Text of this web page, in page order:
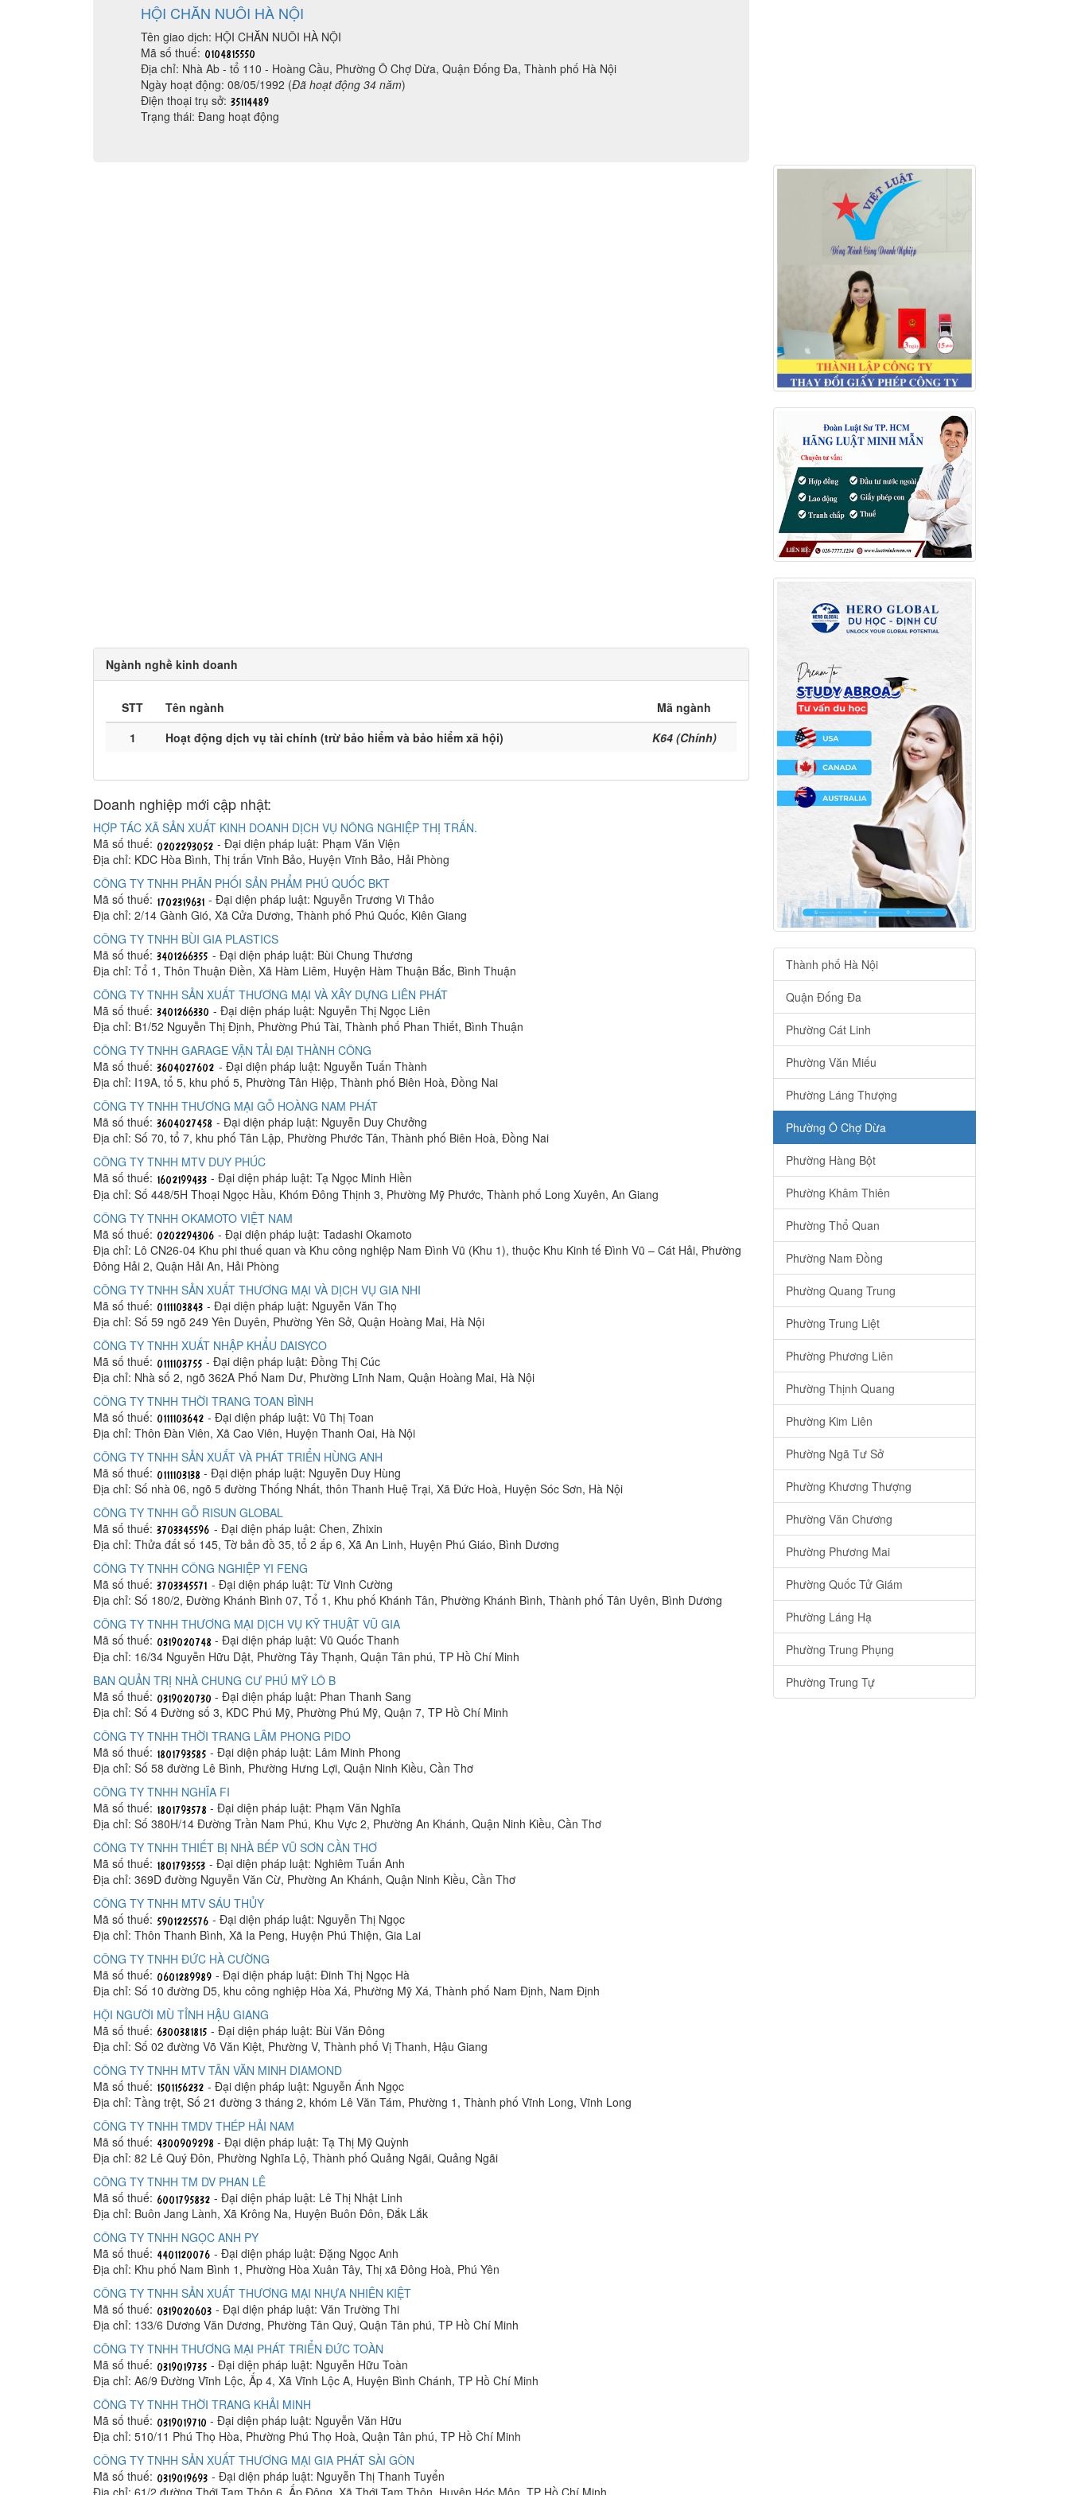
HỘI CHĂN NUÔI HÀ NỘI
Tên giao dịch: HỘI CHĂN NUÔI HÀ NỘI
Mã số thuế:
Địa chỉ: Nhà Ab - tổ 110 - Hoàng Cầu, Phường Ô Chợ Dừa, Quận Đống Đa, Thành phố Hà Nội
Ngày hoạt động: 08/05/1992 (Đã hoạt động 34 năm)
Điện thoại trụ sở:
Trạng thái: Đang hoạt động
Ngành nghề kinh doanh
STT Tên ngành
Mã ngành
1
Hoạt động dịch vụ tài chính (trừ bảo hiểm và bảo hiểm xã hội) K64 (Chính)
Doanh nghiệp mới cập nhật:
HỢP TÁC XÃ SẢN XUẤT KINH DOANH DỊCH VỤ NÔNG NGHIỆP THỊ TRẤN.
Mã số thuế:
- Đại diện pháp luật: Phạm Văn Viện
Địa chỉ: KDC Hòa Bình, Thị trấn Vĩnh Bảo, Huyện Vĩnh Bảo, Hải Phòng
CÔNG TY TNHH PHÂN PHỐI SẢN PHẨM PHÚ QUỐC BKT
Mã số thuế:
- Đại diện pháp luật: Nguyễn Trương Vi Thảo
Địa chỉ: 2/14 Gành Gió, Xã Cửa Dương, Thành phố Phú Quốc, Kiên Giang
CÔNG TY TNHH BÙI GIA PLASTICS
Mã số thuế:
- Đại diện pháp luật: Bùi Chung Thương
Địa chỉ: Tổ 1, Thôn Thuận Điền, Xã Hàm Liêm, Huyện Hàm Thuận Bắc, Bình Thuận
CÔNG TY TNHH SẢN XUẤT THƯƠNG MẠI VÀ XÂY DỰNG LIÊN PHÁT
Mã số thuế:
- Đại diện pháp luật: Nguyễn Thị Ngọc Liên
Địa chỉ: B1/52 Nguyễn Thị Định, Phường Phú Tài, Thành phố Phan Thiết, Bình Thuận
CÔNG TY TNHH GARAGE VẬN TẢI ĐẠI THÀNH CÔNG
Mã số thuế:
- Đại diện pháp luật: Nguyễn Tuấn Thành
Địa chỉ: I19A, tổ 5, khu phố 5, Phường Tân Hiệp, Thành phố Biên Hoà, Đồng Nai
CÔNG TY TNHH THƯƠNG MẠI GỖ HOÀNG NAM PHÁT
Mã số thuế:
- Đại diện pháp luật: Nguyễn Duy Chưởng
Địa chỉ: Số 70, tổ 7, khu phố Tân Lập, Phường Phước Tân, Thành phố Biên Hoà, Đồng Nai
CÔNG TY TNHH MTV DUY PHÚC
Mã số thuế:
- Đại diện pháp luật: Tạ Ngọc Minh Hiền
Địa chỉ: Số 448/5H Thoại Ngọc Hầu, Khóm Đông Thịnh 3, Phường Mỹ Phước, Thành phố Long Xuyên, An Giang
CÔNG TY TNHH OKAMOTO VIỆT NAM
Mã số thuế:
- Đại diện pháp luật: Tadashi Okamoto
Địa chỉ: Lô CN26-04 Khu phi thuế quan và Khu công nghiệp Nam Đình Vũ (Khu 1), thuộc Khu Kinh tế Đình Vũ – Cát Hải, Phường
Đông Hải 2, Quận Hải An, Hải Phòng
CÔNG TY TNHH SẢN XUẤT THƯƠNG MẠI VÀ DỊCH VỤ GIA NHI
Mã số thuế:
- Đại diện pháp luật: Nguyễn Văn Thọ
Địa chỉ: Số 59 ngõ 249 Yên Duyên, Phường Yên Sở, Quận Hoàng Mai, Hà Nội
CÔNG TY TNHH XUẤT NHẬP KHẨU DAISYCO
Mã số thuế:
- Đại diện pháp luật: Đồng Thị Cúc
Địa chỉ: Nhà số 2, ngõ 362A Phố Nam Dư, Phường Lĩnh Nam, Quận Hoàng Mai, Hà Nội
CÔNG TY TNHH THỜI TRANG TOAN BÌNH
Mã số thuế:
- Đại diện pháp luật: Vũ Thị Toan
Địa chỉ: Thôn Đàn Viên, Xã Cao Viên, Huyện Thanh Oai, Hà Nội
CÔNG TY TNHH SẢN XUẤT VÀ PHÁT TRIỂN HÙNG ANH
Mã số thuế:
- Đại diện pháp luật: Nguyễn Duy Hùng
Địa chỉ: Số nhà 06, ngõ 5 đường Thống Nhất, thôn Thanh Huệ Trại, Xã Đức Hoà, Huyện Sóc Sơn, Hà Nội
CÔNG TY TNHH GỖ RISUN GLOBAL
Mã số thuế:
- Đại diện pháp luật: Chen, Zhixin
Địa chỉ: Thửa đất số 145, Tờ bản đồ 35, tổ 2 ấp 6, Xã An Linh, Huyện Phú Giáo, Bình Dương
CÔNG TY TNHH CÔNG NGHIỆP YI FENG
Mã số thuế:
- Đại diện pháp luật: Từ Vinh Cường
Địa chỉ: Số 180/2, Đường Khánh Bình 07, Tổ 1, Khu phố Khánh Tân, Phường Khánh Bình, Thành phố Tân Uyên, Bình Dương
CÔNG TY TNHH THƯƠNG MẠI DỊCH VỤ KỸ THUẬT VŨ GIA
Mã số thuế:
- Đại diện pháp luật: Vũ Quốc Thanh
Địa chỉ: 16/34 Nguyễn Hữu Dật, Phường Tây Thạnh, Quận Tân phú, TP Hồ Chí Minh
BAN QUẢN TRỊ NHÀ CHUNG CƯ PHÚ MỸ LÔ B
Mã số thuế:
- Đại diện pháp luật: Phan Thanh Sang
Địa chỉ: Số 4 Đường số 3, KDC Phú Mỹ, Phường Phú Mỹ, Quận 7, TP Hồ Chí Minh
CÔNG TY TNHH THỜI TRANG LÂM PHONG PIDO
Mã số thuế:
- Đại diện pháp luật: Lâm Minh Phong
Địa chỉ: Số 58 đường Lê Bình, Phường Hưng Lợi, Quận Ninh Kiều, Cần Thơ
CÔNG TY TNHH NGHĨA FI
Mã số thuế:
- Đại diện pháp luật: Phạm Văn Nghĩa
Địa chỉ: Số 380H/14 Đường Trần Nam Phú, Khu Vực 2, Phường An Khánh, Quận Ninh Kiều, Cần Thơ
CÔNG TY TNHH THIẾT BỊ NHÀ BẾP VŨ SƠN CẦN THƠ
Mã số thuế:
- Đại diện pháp luật: Nghiêm Tuấn Anh
Địa chỉ: 369D đường Nguyễn Văn Cừ, Phường An Khánh, Quận Ninh Kiều, Cần Thơ
CÔNG TY TNHH MTV SÁU THỦY
Mã số thuế:
- Đại diện pháp luật: Nguyễn Thị Ngọc
Địa chỉ: Thôn Thanh Bình, Xã Ia Peng, Huyện Phú Thiện, Gia Lai
CÔNG TY TNHH ĐỨC HÀ CƯỜNG
Mã số thuế:
- Đại diện pháp luật: Đinh Thị Ngọc Hà
Địa chỉ: Số 10 đường D5, khu công nghiệp Hòa Xá, Phường Mỹ Xá, Thành phố Nam Định, Nam Định
HỘI NGƯỜI MÙ TỈNH HẬU GIANG
Mã số thuế:
- Đại diện pháp luật: Bùi Văn Đông
Địa chỉ: Số 02 đường Võ Văn Kiệt, Phường V, Thành phố Vị Thanh, Hậu Giang
CÔNG TY TNHH MTV TÂN VĂN MINH DIAMOND
Mã số thuế:
- Đại diện pháp luật: Nguyễn Ánh Ngọc
Địa chỉ: Tầng trệt, Số 21 đường 3 tháng 2, khóm Lê Văn Tám, Phường 1, Thành phố Vĩnh Long, Vĩnh Long
CÔNG TY TNHH TMDV THÉP HẢI NAM
Mã số thuế:
- Đại diện pháp luật: Tạ Thị Mỹ Quỳnh
Địa chỉ: 82 Lê Quý Đôn, Phường Nghĩa Lộ, Thành phố Quảng Ngãi, Quảng Ngãi
CÔNG TY TNHH TM DV PHAN LÊ
Mã số thuế:
- Đại diện pháp luật: Lê Thị Nhật Linh
Địa chỉ: Buôn Jang Lành, Xã Krông Na, Huyện Buôn Đôn, Đắk Lắk
CÔNG TY TNHH NGỌC ANH PY
Mã số thuế:
- Đại diện pháp luật: Đặng Ngọc Anh
Địa chỉ: Khu phố Nam Bình 1, Phường Hòa Xuân Tây, Thị xã Đông Hoà, Phú Yên
CÔNG TY TNHH SẢN XUẤT THƯƠNG MẠI NHỰA NHIÊN KIỆT
Mã số thuế:
- Đại diện pháp luật: Văn Trường Thi
Địa chỉ: 133/6 Dương Văn Dương, Phường Tân Quý, Quận Tân phú, TP Hồ Chí Minh
CÔNG TY TNHH THƯƠNG MẠI PHÁT TRIỂN ĐỨC TOÀN
Mã số thuế:
- Đại diện pháp luật: Nguyễn Hữu Toàn
Địa chỉ: A6/9 Đường Vĩnh Lộc, Ấp 4, Xã Vĩnh Lộc A, Huyện Bình Chánh, TP Hồ Chí Minh
CÔNG TY TNHH THỜI TRANG KHẢI MINH
Mã số thuế:
- Đại diện pháp luật: Nguyễn Văn Hữu
Địa chỉ: 510/11 Phú Thọ Hòa, Phường Phú Thọ Hoà, Quận Tân phú, TP Hồ Chí Minh
CÔNG TY TNHH SẢN XUẤT THƯƠNG MẠI GIA PHÁT SÀI GÒN
Mã số thuế:
- Đại diện pháp luật: Nguyễn Thị Thanh Tuyển
Địa chỉ: 61/2 đường Thới Tam Thôn 6, Ấp Đông, Xã Thới Tam Thôn, Huyện Hóc Môn, TP Hồ Chí Minh
Thành phố Hà Nội
Quận Đống Đa
Phường Cát Linh
Phường Văn Miếu
Phường Láng Thượng
Phường Ô Chợ Dừa
Phường Hàng Bột
Phường Khâm Thiên
Phường Thổ Quan
Phường Nam Đồng
Phường Quang Trung
Phường Trung Liệt
Phường Phương Liên
Phường Thịnh Quang
Phường Kim Liên
Phường Ngã Tư Sở
Phường Khương Thượng
Phường Văn Chương
Phường Phương Mai
Phường Quốc Tử Giám
Phường Láng Hạ
Phường Trung Phụng
Phường Trung Tự